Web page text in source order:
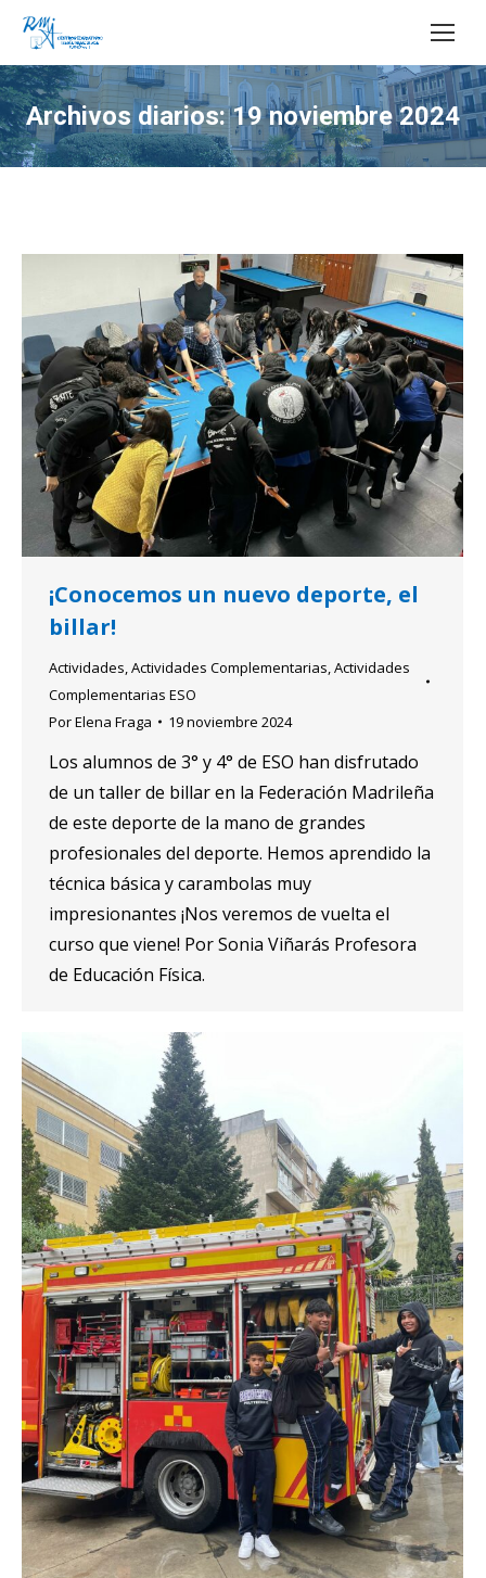
Buscar:
Archivos diarios:19 noviembre 2024
Estás aquí:
¡Conocemos un nuevo deporte, el
billar!
Actividades,Actividades Complementarias,Actividades
Complementarias ESO
PorElena Fraga 19 noviembre 2024
Los alumnos de 3° y 4° de ESO han disfrutado
de un taller de billar en la Federación Madrileña
de este deporte de la mano de grandes
profesionales del deporte. Hemos aprendido la
técnica básica y carambolas muy
impresionantes ¡Nos veremos de vuelta el
curso que viene! Por Sonia Viñarás Profesora
de Educación Física.